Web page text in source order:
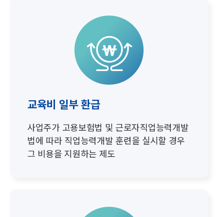
교육비 일부 환급
사업주가 고용보험법 및 근로자직업능력개발
법에 따라직업능력개발 훈련을 실시할 경우
그 비용을 지원하는 제도